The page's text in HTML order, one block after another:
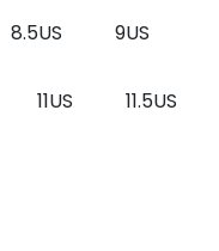
8.5US 9US
11US 11.5US